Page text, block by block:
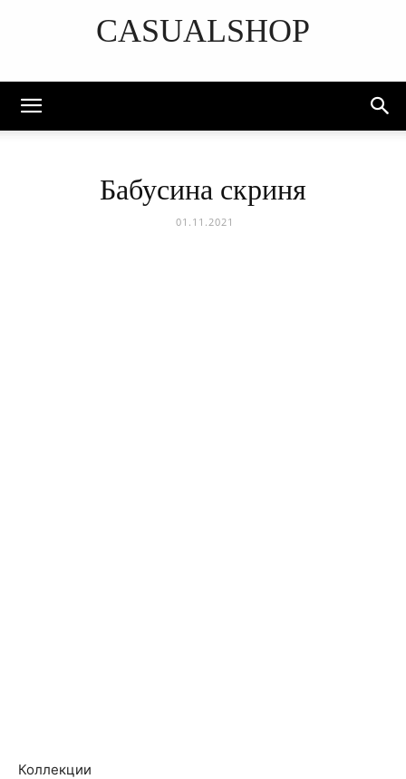
CASUALSHOP
Бабусина скриня
01.11.2021
Коллекции